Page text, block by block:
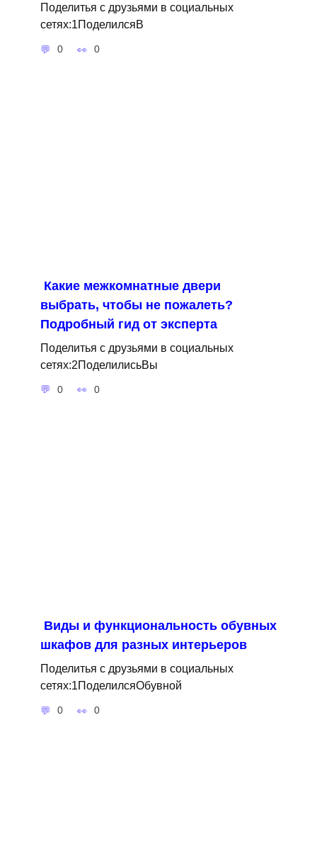
Поделитья с друзьями в социальных
сетях:1ПоделилсяВ
0 0
Какие межкомнатные двери
выбрать, чтобы не пожалеть?
Подробный гид от эксперта
Поделитья с друзьями в социальных
сетях:2ПоделилисьВы
0 0
Виды и функциональность обувных
шкафов для разных интерьеров
Поделитья с друзьями в социальных
сетях:1ПоделилсяОбувной
0 0